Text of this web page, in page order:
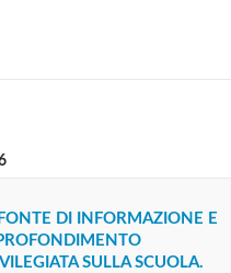
DI INFORMAZIONE E
SULLA SCUOLA.